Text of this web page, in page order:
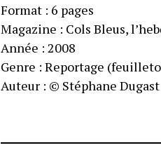
Format : 6 pages
Magazine : Cols Bleus,
Année : 2008
Genre : Reportage
Auteur : © Stéphane